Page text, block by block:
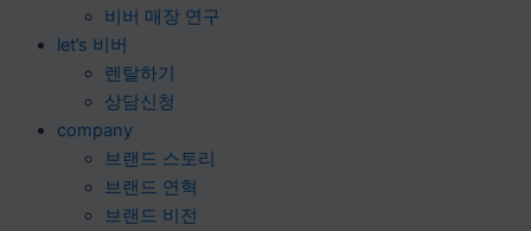
비버 매장 연구
let’s 비버
렌탈하기
상담신청
company
브랜드 스토리
브랜드 연혁
브랜드 비전